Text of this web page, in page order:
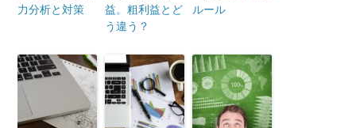
力分析と対策
益。粗利益とど
う違う？
ルール